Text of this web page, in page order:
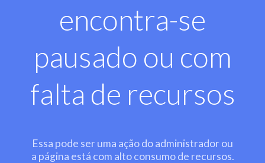
encontra-se
pausado ou com
falta de recursos
Essa pode ser uma ação do administrador ou
a página está com alto consumo de recursos.